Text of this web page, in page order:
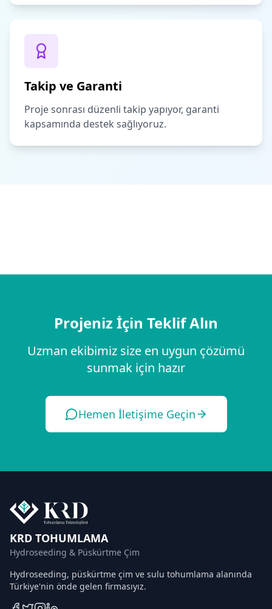
Takip ve Garanti
Proje sonrası düzenli takip yapıyor, garanti
kapsamında destek sağlıyoruz.
Projeniz İçin Teklif Alın
Uzman ekibimiz size en uygun çözümü
sunmak için hazır
Hemen İletişime Geçin
KRD TOHUMLAMA
Hydroseeding & Püskürtme Çim
Hydroseeding, püskürtme çim ve sulu tohumlama alanında
Türkiye'nin önde gelen firmasıyız.